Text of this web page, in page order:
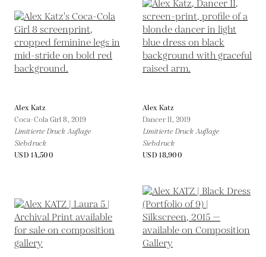
Alex Katz
Coca-Cola Girl 8, 2019
Limitierte Druck Auflage
Siebdruck
USD 14,500
Alex Katz
Dancer II,2019
Limitierte Druck Auflage
Siebdruck
USD 18,900